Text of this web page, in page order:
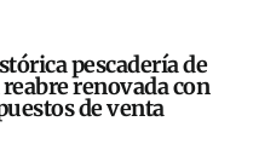
pescadería de
reabre renovada con
de venta